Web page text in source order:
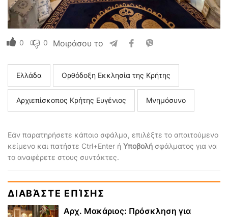
0 0 Μοιράσου το
Ελλάδα Ορθόδοξη Εκκλησία της Κρήτης
Αρχιεπίσκοπος Κρήτης Ευγένιος Μνημόσυνο
Εάν παρατηρήσετε κάποιο σφάλμα, επιλέξτε το απαιτούμενο
κείμενο και πατήστε Ctrl+Enter ή Υποβολή σφάλματος για να
το αναφέρετε στους συντάκτες.
ΔΙΑΒΆΣΤΕ ΕΠΊΣΗΣ
Αρχ. Μακάριος: Πρόσκληση για